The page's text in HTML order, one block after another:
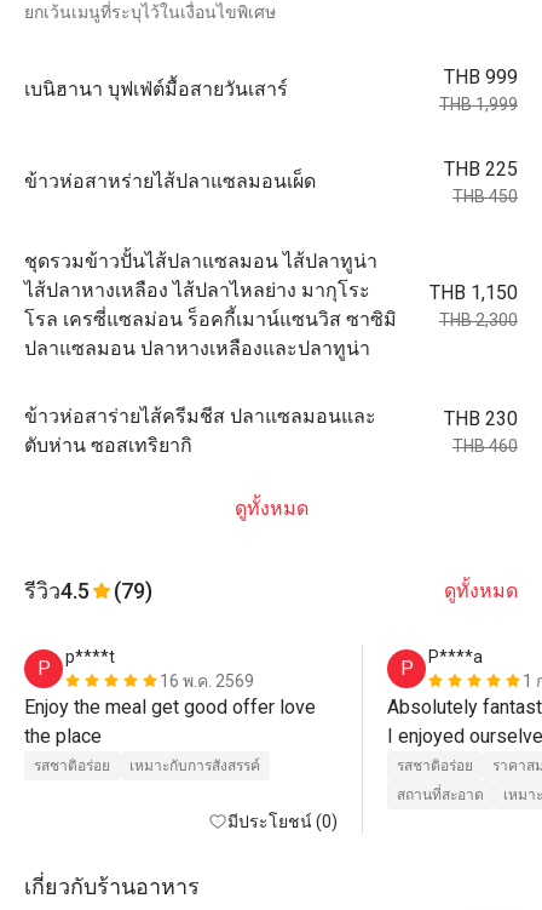
ยกเว้นเมนูที่ระบุไว้ในเงื่อนไขพิเศษ
เบนิฮานา บุฟเฟ่ต์มื้อสายวันเสาร์
THB 999
THB 1,999
ข้าวห่อสาหร่ายไส้ปลาแซลมอนเผ็ด
THB 225
THB 450
ชุดรวมข้าวปั้นไส้ปลาแซลมอน ไส้ปลาทูน่า
ไส้ปลาหางเหลือง ไส้ปลาไหลย่าง มากุโระ
โรล เครซี่แซลม่อน ร็อคกี้เมาน์แซนวิส ซาซิมิ
ปลาแซลมอน ปลาหางเหลืองและปลาทูน่า
THB 1,150
THB 2,300
ข้าวห่อสาร่ายไส้ครีมชีส ปลาแซลมอนและ
ตับห่าน ซอสเทริยากิ
THB 230
THB 460
ดูทั้งหมด
รีวิว4.5 (79) ดูทั้งหมด
P
p****t
16 พ.ค. 2569
Enjoy the meal get good offer love
the place
รสชาติอร่อย เหมาะกับการสังสรรค์
มีประโยชน์ (0)
P
P****a
1
Absolutely
I enjoyed
The staff took
the food was
รสชาติอร่อย
ราคาส
สถานที่สะอาด
เหมา
เกี่ยวกับร้านอาหาร